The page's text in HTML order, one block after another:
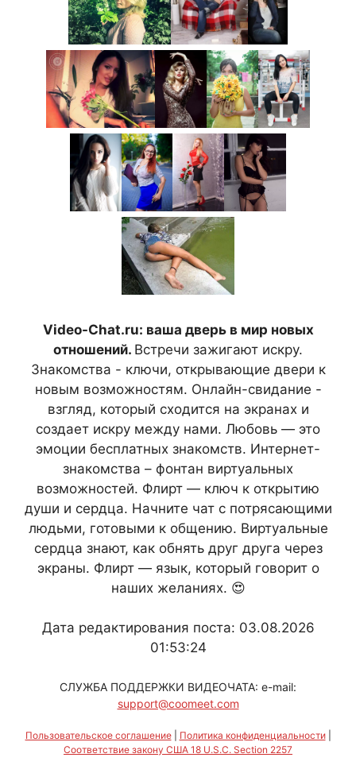
Video-Chat.ru: ваша дверь в мир новых
отношений. Встречи зажигают искру.
Знакомства - ключи, открывающие двери к
новым возможностям. Онлайн-свидание -
взгляд, который сходится на экранах и
создает искру между нами. Любовь — это
эмоции бесплатных знакомств. Интернет-
знакомства – фонтан виртуальных
возможностей. Флирт — ключ к открытию
души и сердца. Начните чат с потрясающими
людьми, готовыми к общению. Виртуальные
сердца знают, как обнять друг друга через
экраны. Флирт — язык, который говорит о
наших желаниях. 😍
Дата редактирования поста: 03.08.2026
01:53:24
СЛУЖБА ПОДДЕРЖКИ ВИДЕОЧАТА: e-mail:
support@coomeet.com
Пользовательское соглашение| Политика конфиденциальности|
Соответствие закону США 18 U.S.C. Section 2257